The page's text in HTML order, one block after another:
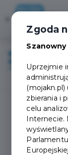
Zgoda
Uprzejmie
(mojakn.pl)
zbierania i
celu
Internecie.